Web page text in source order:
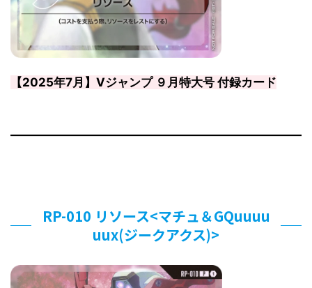
【2025年7月】Vジャンプ ９月特大号 付録カード
RP-010 リソース<マチュ＆GQuuuu
uux(ジークアクス)>